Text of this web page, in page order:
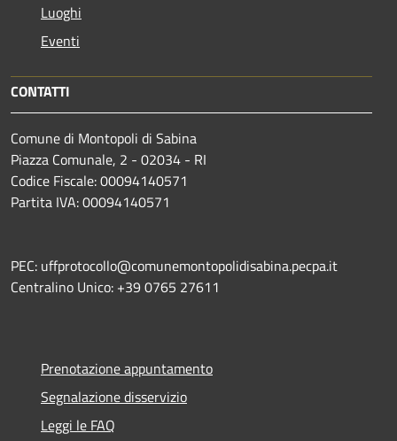
Luoghi
Eventi
CONTATTI
Comune di Montopoli di Sabina
Piazza Comunale, 2 - 02034 - RI
Codice Fiscale: 00094140571
Partita IVA: 00094140571
PEC: uffprotocollo@comunemontopolidisabina.pecpa.it
Centralino Unico: +39 0765 27611
Prenotazione appuntamento
Segnalazione disservizio
Leggi le FAQ